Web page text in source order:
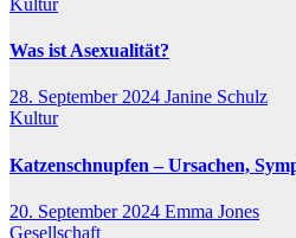
Kultur
Was ist Asexualität?
28. September 2024 Janine Schulz
Kultur
Katzenschnupfen – Ursachen,
20. September 2024 Emma Jones
Gesellschaft